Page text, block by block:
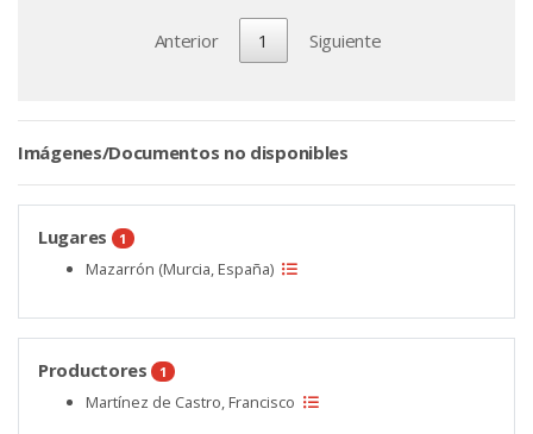
Anterior 1 Siguiente
Imágenes/Documentos no disponibles
Lugares 1
Mazarrón (Murcia, España)
Productores 1
Martínez de Castro, Francisco